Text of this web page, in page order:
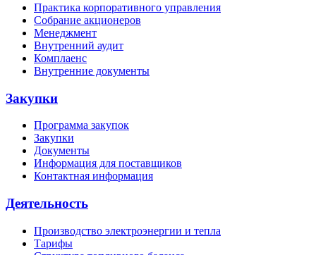
Практика корпоративного управления
Собрание акционеров
Менеджмент
Внутренний аудит
Комплаенс
Внутренние документы
Закупки
Программа закупок
Закупки
Документы
Информация для поставщиков
Контактная информация
Деятельность
Производство электроэнергии и тепла
Тарифы